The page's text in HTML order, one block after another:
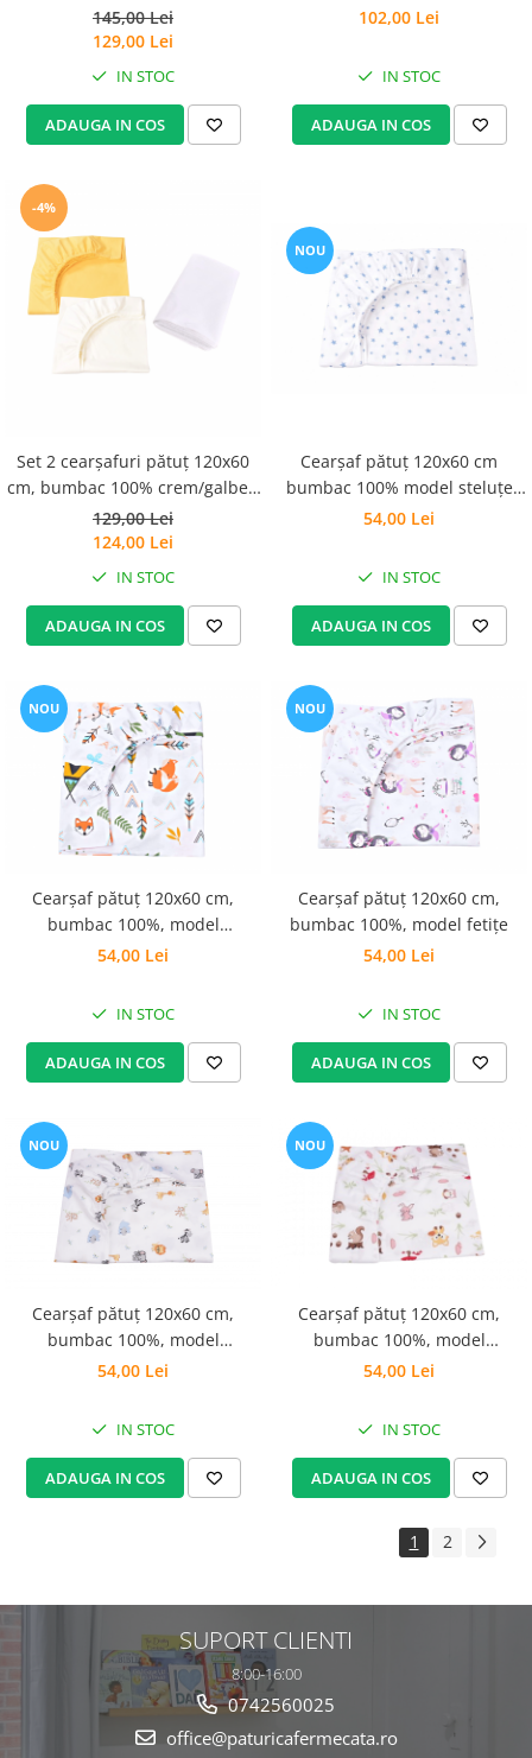
Protecție impermeabilă
145,00 Lei
129,00 Lei
IN STOC
ADAUGA IN COS
102,00 Lei
IN STOC
ADAUGA IN COS
-4%
Set 2 cearșafuri pătuț 120x60
cm, bumbac 100% crem/galben
+ Protecție impermeabilă
129,00 Lei
124,00 Lei
IN STOC
ADAUGA IN COS
NOU
Cearșaf pătuț 120x60 cm
bumbac 100% model steluțe
mici bleu
54,00 Lei
IN STOC
ADAUGA IN COS
NOU
Cearșaf pătuț 120x60 cm,
bumbac 100%, model
animăluțe și vulpițe
54,00 Lei
IN STOC
ADAUGA IN COS
NOU
Cearșaf pătuț 120x60 cm,
bumbac 100%, model fetițe
54,00 Lei
IN STOC
ADAUGA IN COS
NOU
Cearșaf pătuț 120x60 cm,
bumbac 100%, model
animăluțe safari
54,00 Lei
IN STOC
ADAUGA IN COS
NOU
Cearșaf pătuț 120x60 cm,
bumbac 100%, model
animăluțe și ciuperci
54,00 Lei
IN STOC
ADAUGA IN COS
1 2
SUPORT CLIENTI
8:00-16:00
0742560025
office@paturicafermecata.ro